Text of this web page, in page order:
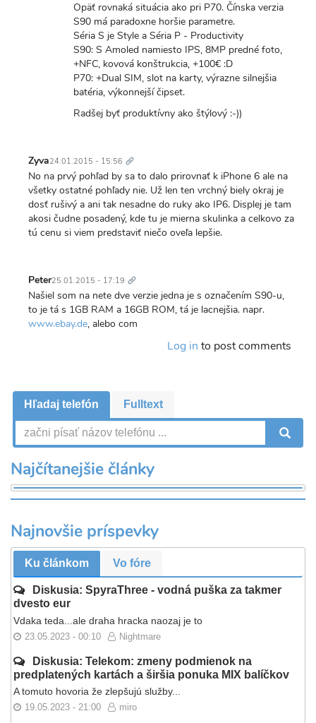
Opäť rovnaká situácia ako pri P70. Čínska verzia
S90 má paradoxne horšie parametre.
Séria S je Style a Séria P - Productivity
S90: S Amoled namiesto IPS, 8MP predné foto,
+NFC, kovová konštrukcia, +100€ :D
P70: +Dual SIM, slot na karty, výrazne silnejšia
batéria, výkonnejší čipset.
Radšej byť produktívny ako štýlový :-))
Zyva24.01.2015 - 15:56 odkaz
No na prvý pohľad by sa to dalo prirovnať k iPhone 6 ale na
všetky ostatné pohľady nie. Už len ten vrchný biely okraj je
dosť rušivý a ani tak nesadne do ruky ako IP6. Displej je tam
akosi čudne posadený, kde tu je mierna skulinka a celkovo za
tú cenu si viem predstaviť niečo oveľa lepšie.
Peter25.01.2015 - 17:19 odkaz
Našiel som na nete dve verzie jedna je s označením S90-u,
to je tá s 1GB RAM a 16GB ROM, tá je lacnejšia. napr.
www.ebay.de, alebo com
Log in to post comments
Hľadaj telefón Fulltext
Najčítanejšie články
Najnovšie príspevky
Ku článkom Vo fóre
Diskusia: SpyraThree - vodná puška za takmer
dvesto eur
Vdaka teda...ale draha hracka naozaj je to
23.05.2023 - 00:10 Nightmare
Diskusia: Telekom: zmeny podmienok na
predplatených kartách a širšia ponuka MIX balíčkov
A tomuto hovoria že zlepšujú služby...
19.05.2023 - 21:00 miro